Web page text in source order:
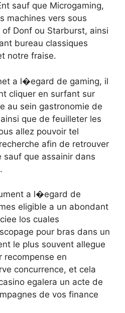
sauf que Microgaming,
machines vers sous
Donf ou Starburst, ainsi
bureau classiques
notre fraise.
a l�egard de gaming, il
cliquer en surfant sur
au sein gastronomie de
que de feuilleter les
allez pouvoir tel
afin de retrouver
sauf que assainir dans
a l�egard de
eligible a un abondant
los cuales
pour bras dans un
le plus souvent allegue
recompense en
concurrence, et cela
egalera un acte de
de vos finance